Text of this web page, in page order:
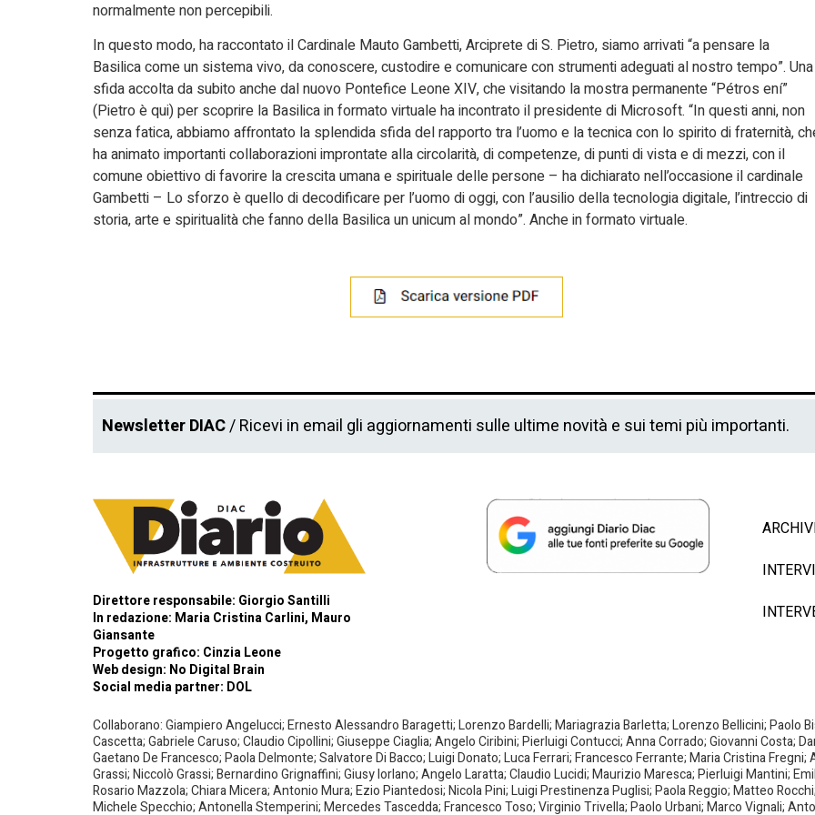
normalmente non percepibili.
In questo modo, ha raccontato il Cardinale Mauto Gambetti, Arciprete di S. Pietro, siamo arrivati “a pensare la
Basilica come un sistema vivo, da conoscere, custodire e comunicare con strumenti adeguati al nostro tempo”. Una
sfida accolta da subito anche dal nuovo Pontefice Leone XIV, che visitando la mostra permanente “Pétros ení”
(Pietro è qui) per scoprire la Basilica in formato virtuale ha incontrato il presidente di Microsoft. “In questi anni, non
senza fatica, abbiamo affrontato la splendida sfida del rapporto tra l’uomo e la tecnica con lo spirito di fraternità,
ha animato importanti collaborazioni improntate alla circolarità, di competenze, di punti di vista e di mezzi, con il
comune obiettivo di favorire la crescita umana e spirituale delle persone – ha dichiarato nell’occasione il cardinale
Gambetti – Lo sforzo è quello di decodificare per l’uomo di oggi, con l’ausilio della tecnologia digitale, l’intreccio di
storia, arte e spiritualità che fanno della Basilica un unicum al mondo”. Anche in formato virtuale.
Newsletter DIAC/ Ricevi in email gli aggiornamenti sulle ultime novità e sui temi più importanti.
Direttore responsabile: Giorgio Santilli
In redazione: Maria Cristina Carlini, Mauro
Giansante
Progetto grafico: Cinzia Leone
Web design: No Digital Brain
Social media partner: DOL
Collaborano: Giampiero Angelucci; Ernesto Alessandro Baragetti; Lorenzo Bardelli; Mariagrazia Barletta; Lorenzo Bellicini; Paolo
Cascetta; Gabriele Caruso; Claudio Cipollini; Giuseppe Ciaglia; Angelo Ciribini; Pierluigi Contucci; Anna Corrado; Giovanni Costa;
Gaetano De Francesco; Paola Delmonte; Salvatore Di Bacco; Luigi Donato; Luca Ferrari; Francesco Ferrante; Maria Cristina
Grassi; Niccolò Grassi; Bernardino Grignaffini; Giusy Iorlano; Angelo Laratta; Claudio Lucidi; Maurizio Maresca; Pierluigi Mantini;
Rosario Mazzola; Chiara Micera; Antonio Mura; Ezio Piantedosi; Nicola Pini; Luigi Prestinenza Puglisi; Paola Reggio; Matteo
Michele Specchio; Antonella Stemperini; Mercedes Tascedda; Francesco Toso; Virginio Trivella; Paolo Urbani; Marco Vignali;